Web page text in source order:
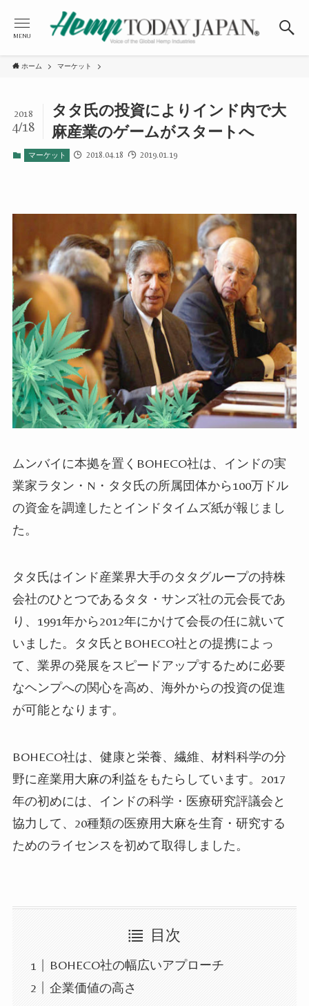
MENU
ホーム マーケット
タタ氏の投資によりインド内で大
麻産業のゲームがスタートへ
2018
4/18
マーケット 2018.04.18 2019.01.19
ムンバイに本拠を置くBOHECO社は、インドの実
業家ラタン・N・タタ氏の所属団体から100万ドル
の資金を調達したとインドタイムズ紙が報じまし
た。
タタ氏はインド産業界大手のタタグループの持株
会社のひとつであるタタ・サンズ社の元会長であ
り、1991年から2012年にかけて会長の任に就いて
いました。タタ氏とBOHECO社との提携によっ
て、業界の発展をスピードアップするために必要
なヘンプへの関心を高め、 海外からの投資の促進
が可能となります。
BOHECO社は、健康と栄養、繊維、材料科学の分
野に産業用大麻の利益をもたらしています。2017
年の初めには、インドの科学・医療研究評議会と
協力して、20種類の医療用大麻を生育・研究する
ためのライセンスを初めて取得しました。
目次
BOHECO社の幅広いアプローチ
企業価値の高さ